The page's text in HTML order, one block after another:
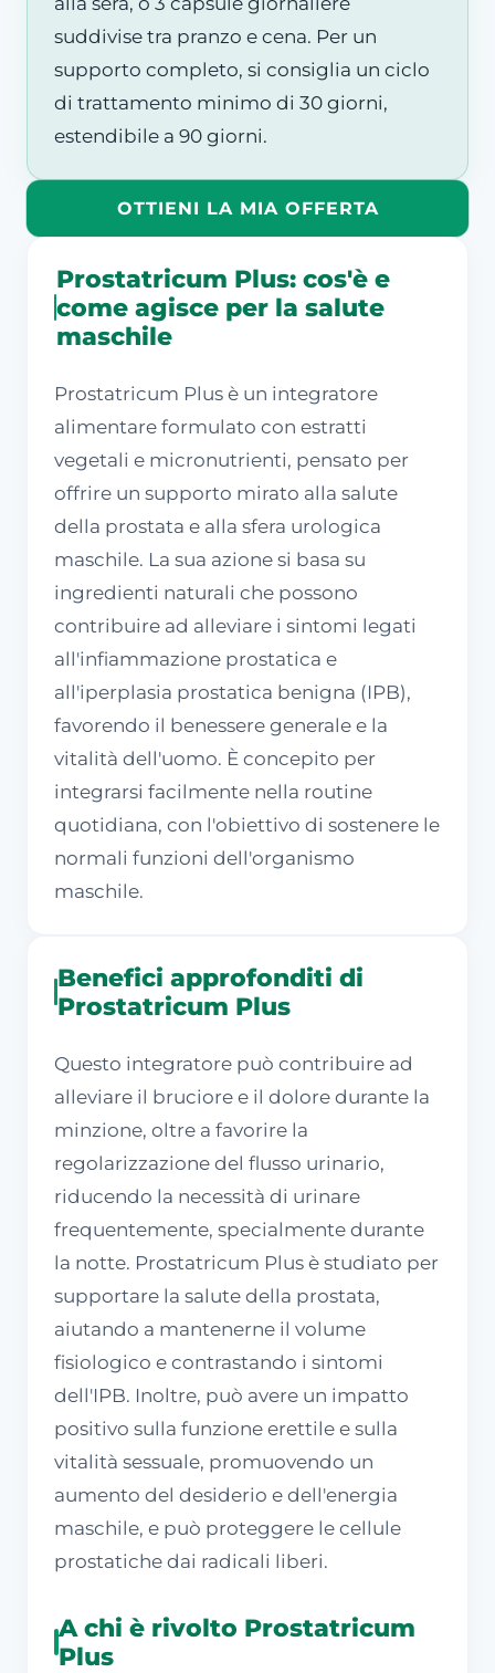
suddivise tra pranzo e cena. Per un
supporto completo, si consiglia un ciclo
di trattamento minimo di 30 giorni,
estendibile a 90 giorni.
OTTIENI LA MIA OFFERTA
Prostatricum Plus: cos'è e
come agisce per la salute
maschile
Prostatricum Plus è un integratore
alimentare formulato con estratti
vegetali e micronutrienti, pensato per
offrire un supporto mirato alla salute
della prostata e alla sfera urologica
maschile. La sua azione si basa su
ingredienti naturali che possono
contribuire ad alleviare i sintomi legati
all'infiammazione prostatica e
all'iperplasia prostatica benigna (IPB),
favorendo il benessere generale e la
vitalità dell'uomo. È concepito per
integrarsi facilmente nella routine
quotidiana, con l'obiettivo di sostenere le
normali funzioni dell'organismo
maschile.
Benefici approfonditi di
Prostatricum Plus
Questo integratore può contribuire ad
alleviare il bruciore e il dolore durante la
minzione, oltre a favorire la
regolarizzazione del flusso urinario,
riducendo la necessità di urinare
frequentemente, specialmente durante
la notte. Prostatricum Plus è studiato per
supportare la salute della prostata,
aiutando a mantenerne il volume
fisiologico e contrastando i sintomi
dell'IPB. Inoltre, può avere un impatto
positivo sulla funzione erettile e sulla
vitalità sessuale, promuovendo un
aumento del desiderio e dell'energia
maschile, e può proteggere le cellule
prostatiche dai radicali liberi.
A chi è rivolto Prostatricum
Plus